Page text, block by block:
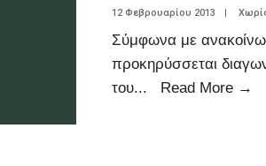
12 Φεβρουαρίου 2013 |
Σύμφωνα με
προκηρύσσεται
του... Read More →